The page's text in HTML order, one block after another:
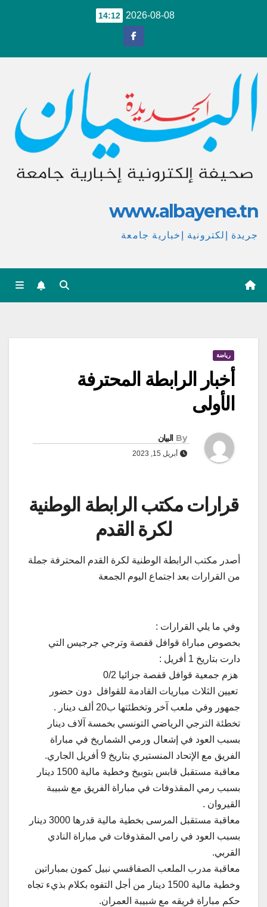
2026-08-08
14:12
www.albayene.tn
جريدة إلكترونية إخبارية جامعة
رياضة
أخبار الرابطة المحترفة
الأولى
By البيان
أبريل 15, 2023
قرارات مكتب الرابطة الوطنية
لكرة القدم
أصدر مكتب الرابطة الوطنية لكرة القدم المحترفة جملة
من القرارات بعد اجتماع اليوم الجمعة
وفي ما يلي القرارات :
بخصوص مباراة قوافل قفصة وترجي جرجيس التي
دارت بتاريخ 1 أفريل :
هزم جمعية قوافل قفصة جزائيا 0/2
تعيين الثلاث مباريات القادمة للقوافل دون حضور
جمهور وفي ملعب آخر وتخطئتها ب20 ألف دينار .
تخطئة الترجي الرياضي التونسي بخمسة آلاف دينار
بسبب العود في إشعال ورمي الشماريخ في مباراة
الفريق مع الإتحاد المنستيري بتاريخ 9 أفريل الجاري.
معاقبة مستقبل قابس بتوبيخ وخطية مالية 1500 دينار
بسبب رمي المقذوفات في مباراة الفريق مع شبيبة
القيروان .
معاقبة مستقبل المرسى بخطية مالية قدرها 3000 دينار
بسبب العود في رامي المقذوفات في مباراة النادي
القربي.
معاقبة مدرب الملعب الصفاقسي نبيل كمون بمباراتين
وخطية مالية 1500 دينار من أجل التفوه بكلام بذيء تجاه
حكم مباراة فريقه مع شبيبة العمران.